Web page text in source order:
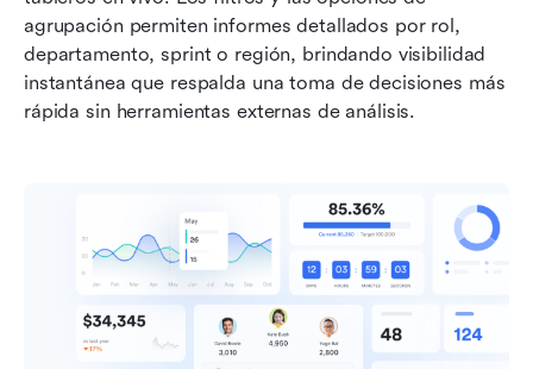
agrupación permiten informes detallados por rol,
departamento, sprint o región, brindando visibilidad
instantánea que respalda una toma de decisiones más
rápida sin herramientas externas de análisis.